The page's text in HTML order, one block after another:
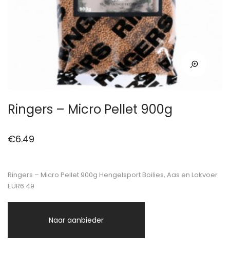
Ringers – Micro Pellet 900g
€6.49
Ringers – Micro Pellet 900g Hengelsport Boilies, Aas en Lokvoer
EUR6.49
Naar aanbieder